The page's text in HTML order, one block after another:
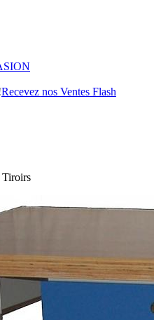
Recevez nos Ventes Flash